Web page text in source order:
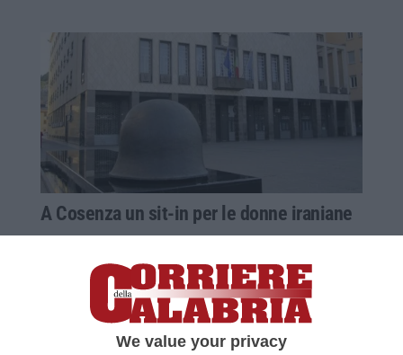
We value your privacy
A Cosenza un sit-in per le donne iraniane
Settembre. Caruso: «Cosenza non poteva
restare indifferente»
Pubblicato il: 14/10/22 – 16:38